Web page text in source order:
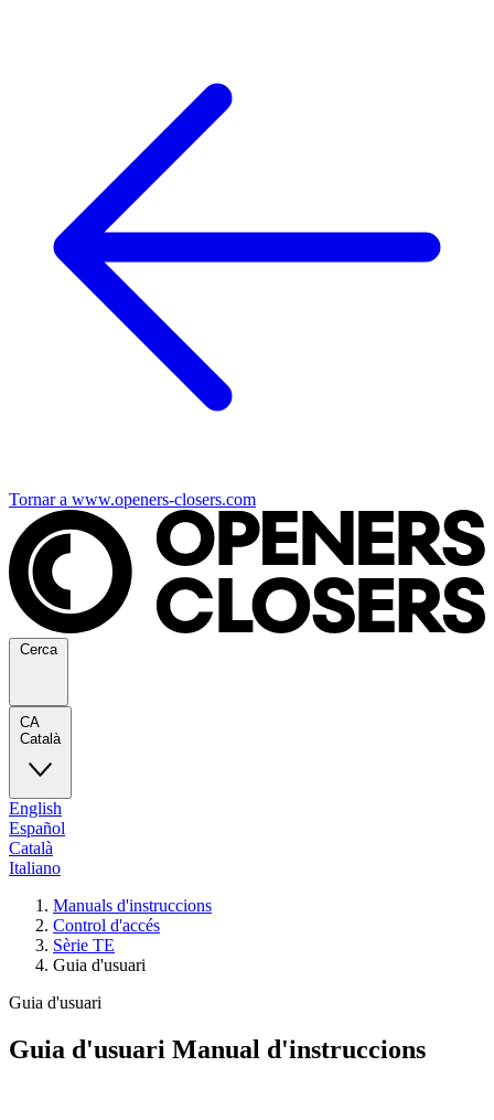
Tornar a www.openers-closers.com
Cerca
CA
Català
English
Español
Català
Italiano
Manuals d'instruccions
Control d'accés
Sèrie TE
Guia d'usuari
Guia d'usuari
Guia d'usuari Manual d'instruccions